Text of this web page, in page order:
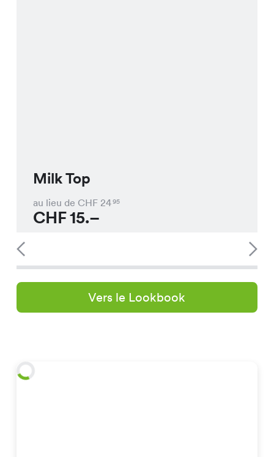
Milk Top
au lieu de CHF 2495
CHF15.–
Vers le Lookbook